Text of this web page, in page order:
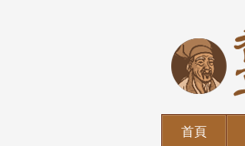
首頁